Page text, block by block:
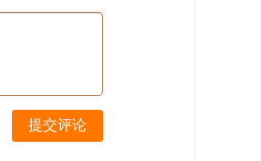
提交评论